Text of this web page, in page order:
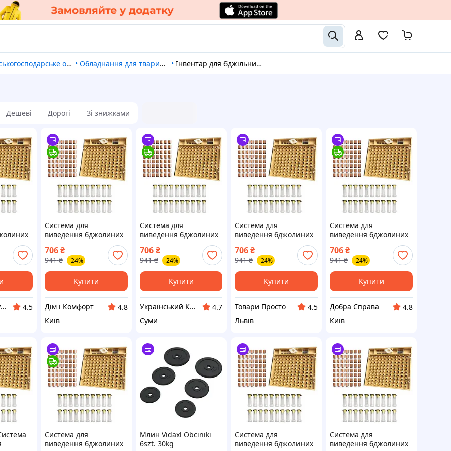
обладнання • Обладнання для тваринництва • Інвентар для бджільництва
Дешеві Дорогі Зі знижками
Щоденна Покупка
4.5
Система для
виведення бджолиних
осередків
706₴
941 ₴ -24%
Купити
Дім і Комфорт
4.8
Київ
Система для
виведення бджолиних
осередків
706 ₴
941 ₴ -24%
Купити
Український Кошик
4.7
Суми
Система для
виведення бджолиних
осередків
706₴
941 ₴ -24%
Купити
Товари Просто
4.5
Львів
Система для
виведення бджолиних
осередків
706₴
941 ₴ -24%
Купити
Добра Справа
4.8
Київ
Система для
виведення бджолиних
Млин Vidaxl Obciniki
6szt. 30kg
Система для
виведення бджолиних
Система для
виведення бджолиних